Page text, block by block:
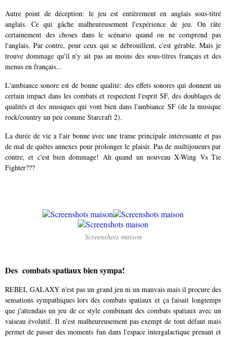
Autre point de déception: le jeu est entièrement en anglais sous-titré
anglais. Ce qui gâche malheureusement l'expérience de jeu. On râte
certainement des choses dans le scénario quand on ne comprend pas
l'anglais. Par contre, pour ceux qui se débrouillent, c'est gérable. Mais je
trouve dommage qu'il n'y ait pas au moins des sous-titres français et des
menus en français...
L'ambiance sonore est de bonne qualité: des effets sonores qui donnent un
certain impact dans les combats et respectent l'esprit SF, des doublages de
qualités et des musiques qui vont bien dans l'ambiance SF (de la musique
rock/country un peu comme Starcraft 2).
La durée de vie a l'air bonne avec une trame principale intéressante et pas
de mal de quêtes annexes pour prolonger le plaisir. Pas de multijoueurs par
contre, et c'est bien dommage! Ah quand un nouveau X-Wing Vs Tie
Fighter???
Screenshots maison
Des combats spatiaux bien sympa!
REBEL GALAXY n'est pas un grand jeu ni un mauvais mais il procure des
sensations sympathiques lors des combats spatiaux et ça faisait longtemps
que j'attendais un jeu de ce style combinant des combats spatiaux avec un
vaiseau évolutif. Il n'est malheureusement pas exempt de tout défaut mais
permet de passer des moments fun dans l'espace intergalactique prenant et